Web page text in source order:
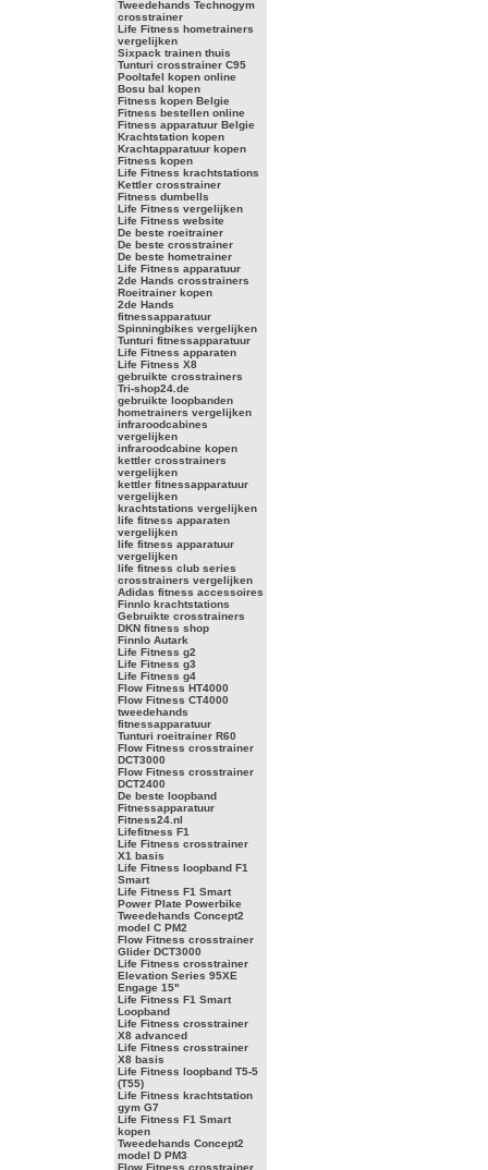
Tweedehands Technogym
crosstrainer
Life Fitness hometrainers
vergelijken
Sixpack trainen thuis
Tunturi crosstrainer C95
Pooltafel kopen online
Bosu bal kopen
Fitness kopen Belgie
Fitness bestellen online
Fitness apparatuur Belgie
Krachtstation kopen
Krachtapparatuur kopen
Fitness kopen
Life Fitness krachtstations
Kettler crosstrainer
Fitness dumbells
Life Fitness vergelijken
Life Fitness website
De beste roeitrainer
De beste crosstrainer
De beste hometrainer
Life Fitness apparatuur
2de Hands crosstrainers
Roeitrainer kopen
2de Hands
fitnessapparatuur
Spinningbikes vergelijken
Tunturi fitnessapparatuur
Life Fitness apparaten
Life Fitness X8
gebruikte crosstrainers
Tri-shop24.de
gebruikte loopbanden
hometrainers vergelijken
infraroodcabines
vergelijken
infraroodcabine kopen
kettler crosstrainers
vergelijken
kettler fitnessapparatuur
vergelijken
krachtstations vergelijken
life fitness apparaten
vergelijken
life fitness apparatuur
vergelijken
life fitness club series
crosstrainers vergelijken
Adidas fitness accessoires
Finnlo krachtstations
Gebruikte crosstrainers
DKN fitness shop
Finnlo Autark
Life Fitness g2
Life Fitness g3
Life Fitness g4
Flow Fitness HT4000
Flow Fitness CT4000
tweedehands
fitnessapparatuur
Tunturi roeitrainer R60
Flow Fitness crosstrainer
DCT3000
Flow Fitness crosstrainer
DCT2400
De beste loopband
Fitnessapparatuur
Fitness24.nl
Lifefitness F1
Life Fitness crosstrainer
X1 basis
Life Fitness loopband F1
Smart
Life Fitness F1 Smart
Power Plate Powerbike
Tweedehands Concept2
model C PM2
Flow Fitness crosstrainer
Glider DCT3000
Life Fitness crosstrainer
Elevation Series 95XE
Engage 15"
Life Fitness F1 Smart
Loopband
Life Fitness crosstrainer
X8 advanced
Life Fitness crosstrainer
X8 basis
Life Fitness loopband T5-5
(T55)
Life Fitness krachtstation
gym G7
Life Fitness F1 Smart
kopen
Tweedehands Concept2
model D PM3
Flow Fitness crosstrainer